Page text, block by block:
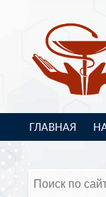
ГЛАВНАЯ